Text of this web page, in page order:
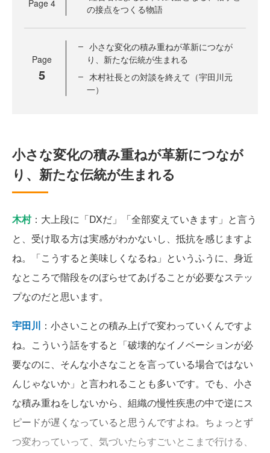
Page 4
の接点をつくる物語
Page
5
小さな変化の積み重ねが革新につなが
り、新たな伝統が生まれる
木村社長との対談を終えて（宇田川元
一）
小さな変化の積み重ねが革新につなが
り、新たな伝統が生まれる
木村：大上段に「DXだ」「全部変えていきます」と言う
と、受け取る方は実感がわかないし、抵抗を感じますよ
ね。「こうすると美味しくなるね」というふうに、身近
なところで階段をのぼらせてあげることが必要なステッ
プなのだと思います。
宇田川 ：小さいことの積み上げで変わっていくんですよ
ね。こういう話をすると「破壊的なイノベーションが必
要なのに、そんな小さなことを言っている場合ではない
んじゃないか」と言われることも多いです。でも、小さ
な積み重ねをしないから、組織の慢性疾患の中で逆にス
ピードが遅くなっていると思うんですよね。ちょっとず
つ変わっていって、気づいたらすごいとこまで行ける、